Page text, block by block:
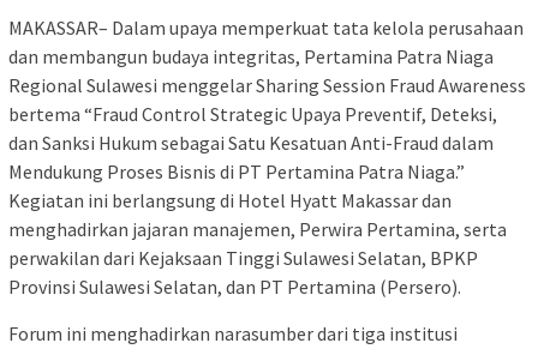
MAKASSAR– Dalam upaya memperkuat tata kelola perusahaan
dan membangun budaya integritas, Pertamina Patra Niaga
Regional Sulawesi menggelar Sharing Session Fraud Awareness
bertema “Fraud Control Strategic Upaya Preventif, Deteksi,
dan Sanksi Hukum sebagai Satu Kesatuan Anti-Fraud dalam
Mendukung Proses Bisnis di PT Pertamina Patra Niaga.”
Kegiatan ini berlangsung di Hotel Hyatt Makassar dan
menghadirkan jajaran manajemen, Perwira Pertamina, serta
perwakilan dari Kejaksaan Tinggi Sulawesi Selatan, BPKP
Provinsi Sulawesi Selatan, dan PT Pertamina (Persero).
Forum ini menghadirkan narasumber dari tiga institusi